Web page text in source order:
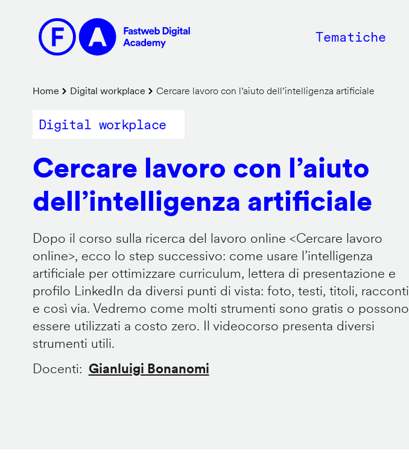
contenuto
principale
Main
Tematiche
Briciole
di
Home Digital workplace Cercare lavoro con l’aiuto dell’intelligenza artificiale
Digital workplace
Cercare lavoro con l’aiuto
dell’intelligenza artificiale
Dopo il corso sulla ricerca del lavoro online <Cercare lavoro
online>, ecco lo step successivo: come usare l’intelligenza
artificiale per ottimizzare curriculum, lettera di presentazione e
profilo LinkedIn da diversi punti di vista: foto, testi, titoli, racconti
e così via. Vedremo come molti strumenti sono gratis o possono
essere utilizzati a costo zero. Il videocorso presenta diversi
strumenti utili.
Docenti
Gianluigi Bonanomi